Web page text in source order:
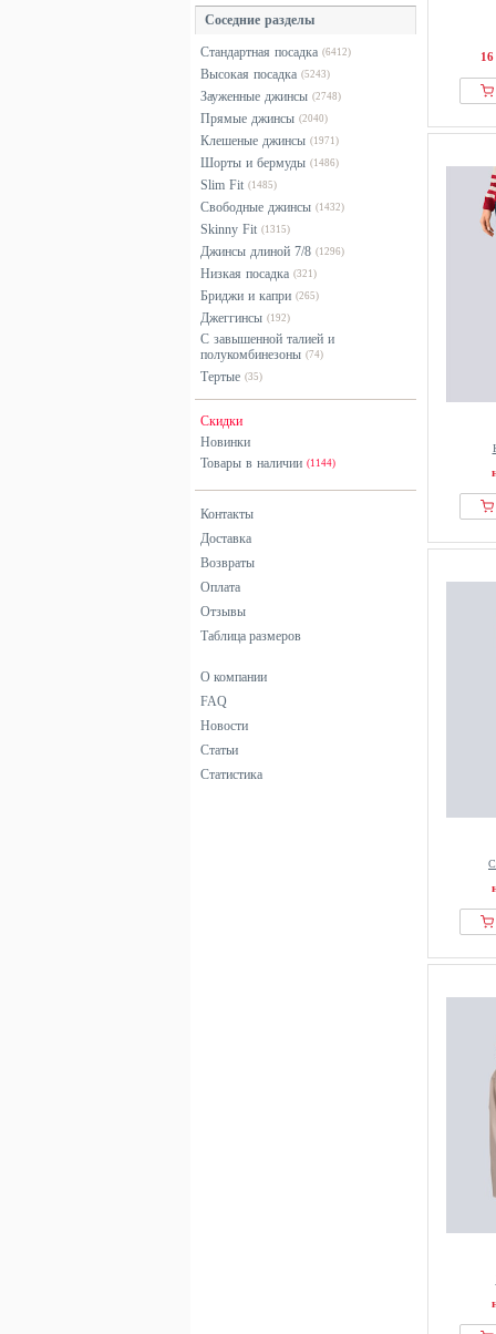
синий
черный
Соседние разделы
Стандартная посадка (6412)
Высокая посадка (5243)
Зауженные джинсы (2748)
Прямые джинсы (2040)
Клешеные джинсы (1971)
Шорты и бермуды (1486)
Slim Fit (1485)
Свободные джинсы (1432)
Skinny Fit (1315)
Джинсы длиной 7/8 (1296)
Низкая посадка (321)
Бриджи и капри (265)
Джеггинсы (192)
С завышенной талией и
полукомбинезоны (74)
Тертые (35)
Скидки
Новинки
Товары в наличии (1144)
Контакты
Доставка
Возвраты
Оплата
Отзывы
Таблица размеров
О компании
FAQ
Новости
Статьи
Статистика